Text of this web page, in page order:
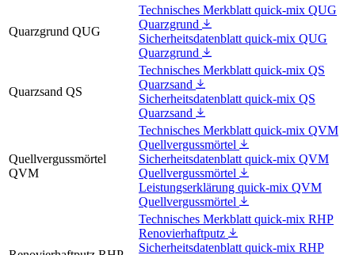
Quarzgrund QUG
Technisches Merkblatt quick-mix QUG
Quarzgrund
Sicherheitsdatenblatt quick-mix QUG
Quarzgrund
Quarzsand QS
Technisches Merkblatt quick-mix QS
Quarzsand
Sicherheitsdatenblatt quick-mix QS
Quarzsand
Quellvergussmörtel
QVM
Technisches Merkblatt quick-mix QVM
Quellvergussmörtel
Sicherheitsdatenblatt quick-mix QVM
Quellvergussmörtel
Leistungserklärung quick-mix QVM
Quellvergussmörtel
Technisches Merkblatt quick-mix RHP
Renovierhaftputz
Sicherheitsdatenblatt quick-mix RHP